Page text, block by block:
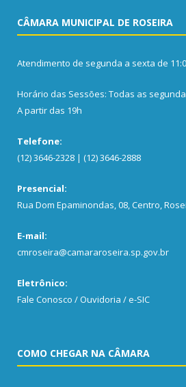
CÂMARA MUNICIPAL DE ROSEIRA
Atendimento de segunda a sexta de
Horário das Sessões: Todas as
A partir das 19h
Telefone:
(12) 3646-2328 | (12) 3646-2888
Presencial:
Rua Dom Epaminondas, 08, Centro,
E-mail:
cmroseira@camararoseira.sp.gov.br
Eletrônico:
Fale Conosco / Ouvidoria / e-SIC
COMO CHEGAR NA CÂMARA